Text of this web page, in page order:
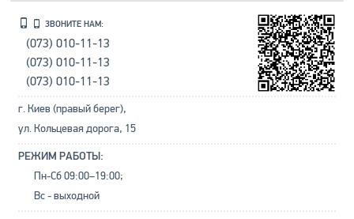
ЗВОНИТЕ НАМ:
(073) 010-11-13
(073) 010-11-13
(073) 010-11-13
г. Киев (правый берег),
ул. Кольцевая дорога, 15
РЕЖИМ РАБОТЫ:
Пн-Сб 09:00–19:00;
Вс - выходной